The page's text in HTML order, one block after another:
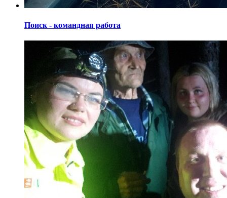
Поиск - командная работа